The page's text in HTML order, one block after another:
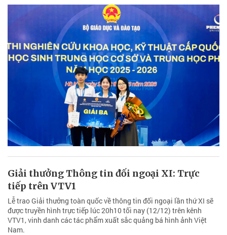
Giải thưởng Thông tin đối ngoại XI: Trực
tiếp trên VTV1
Lễ trao Giải thưởng toàn quốc về thông tin đối ngoại lần thứ XI sẽ
được truyền hình trực tiếp lúc 20h10 tối nay (12/12) trên kênh
VTV1, vinh danh các tác phẩm xuất sắc quảng bá hình ảnh Việt
Nam.